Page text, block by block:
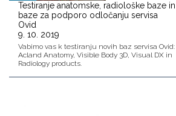
Testiranje anatomske, radiološke baze in
baze za podporo odločanju servisa
Ovid
9. 10. 2019
Vabimo vas k testiranju novih baz servisa Ovid:
Acland Anatomy, Visible Body 3D, Visual DX in
Radiology products.